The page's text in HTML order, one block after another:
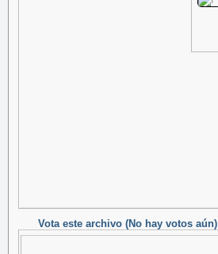
Vota este archivo (No hay votos aún)